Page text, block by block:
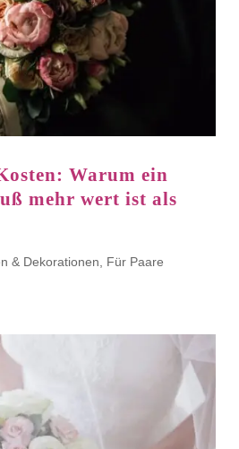
Warum ein
mehr wert ist als
& Dekorationen Für Paare